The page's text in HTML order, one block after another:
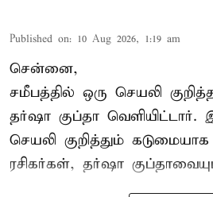
Published on: 10 Aug 2026, 1:19 am
சென்னை,
சமீபத்தில் ஒரு செயலி
தர்ஷா குப்தா
செயலி குறித்தும் கடுமையாக
ரசிகர்கள், தர்ஷா